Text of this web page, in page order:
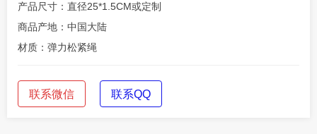
产品尺寸：直径25*1.5CM或定制
商品产地：中国大陆
材质：弹力松紧绳
联系微信 联系QQ